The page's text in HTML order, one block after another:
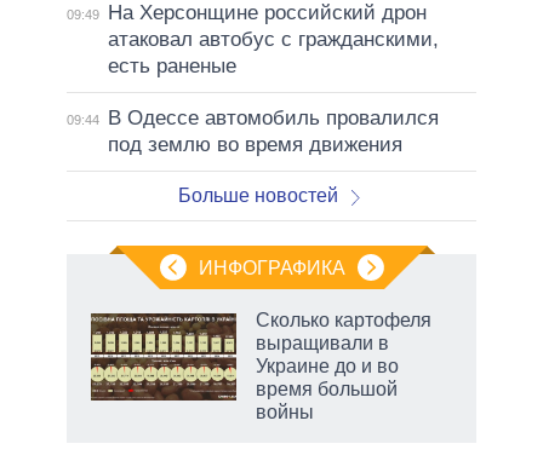
09:49
На Херсонщине российский дрон
атаковал автобус с гражданскими,
есть раненые
09:44
В Одессе автомобиль провалился
под землю во время движения
Больше новостей
ИНФОГРАФИКА
Сколько картофеля
выращивали в
Украине до и во
время большой
войны